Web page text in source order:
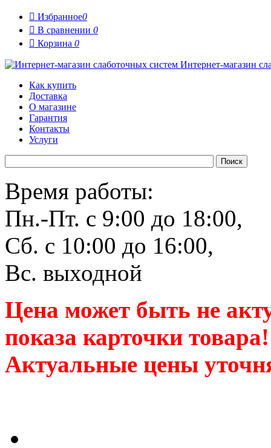
 Избранное0
 В сравнении 0
 Корзина 0
Интернет-магазин
Как купить
Доставка
О магазине
Гарантия
Контакты
Услуги
Время работы:
Пн.-Пт. с 9:00 до 18:00,
Сб. с 10:00 до 16:00,
Вс. выходной
Цена может быть не
показа карточки товара!
Актуальные цены